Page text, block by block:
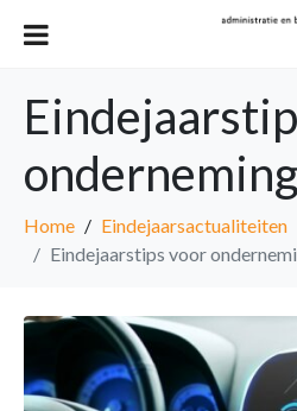
Home
Eindejaarsactualiteiten
Eindejaarstips voor